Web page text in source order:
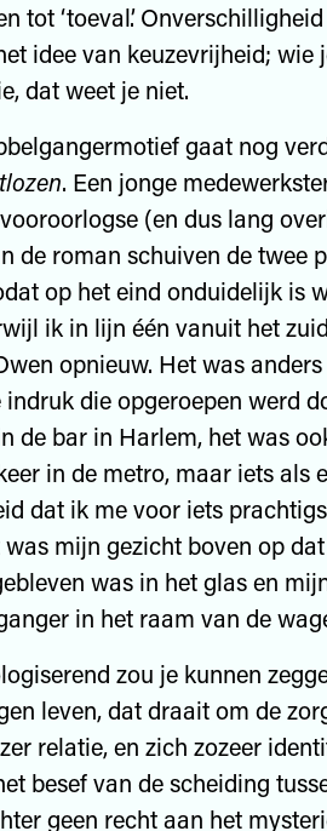
tot ‘toeval’.
idee van keuzevrijheid; wie
dat weet je niet.
gaat nog
. Een jonge
(en dus lang
de roman schuiven de twee
op het eind onduidelijk is
ik in lijn één vanuit het
opnieuw. Het was
indruk die opgeroepen werd
de bar in Harlem, het was
in de metro, maar iets als
dat ik me voor iets
mijn gezicht boven op
was in het glas en
in het raam van de
zou je kunnen
leven, dat draait om de
relatie, en zich zozeer
besef van de scheiding
geen recht aan het